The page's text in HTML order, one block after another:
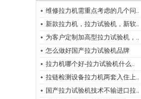
维修拉力机需重点考虑的几个问..
新款拉力机，拉力试验机，新软..
为客户定制加高型拉力试验机，..
怎么做好国产拉力试验机品牌
拉力机哪个好-拉力试验机什么..
拉链检测设备拉力机两套入住上..
国产拉力试验机技术不输进口拉..
拉力机600KN拉力机600KN拉力机